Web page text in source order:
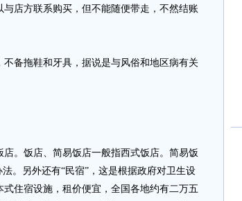
店方联系购买，但不能随便带走，不然结账
备拖鞋和牙具，据说是与风俗和地区病有关
。饭店、简易饭店一般指西式饭店。简易饭
。另外还有“民宿”，这是根据政府对卫生设
住宿设施，租价便宜，全国各地约有二万五